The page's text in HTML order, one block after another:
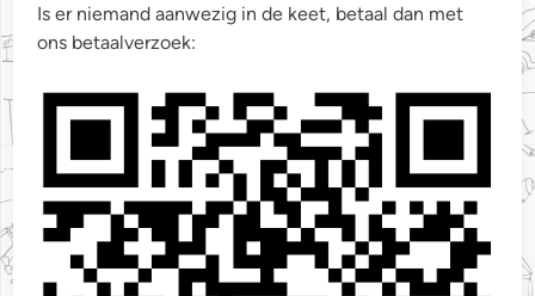
Is er niemand aanwezig in de keet, betaal dan met
ons betaalverzoek: